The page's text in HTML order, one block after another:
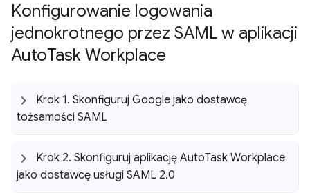
Konfigurowanie logowania
jednokrotnego przez SAML w aplikacji
AutoTask Workplace
Krok 1. Skonfiguruj Google jako dostawcę
tożsamości SAML
Krok 2. Skonfiguruj aplikację AutoTask Workplace
jako dostawcę usługi SAML 2.0